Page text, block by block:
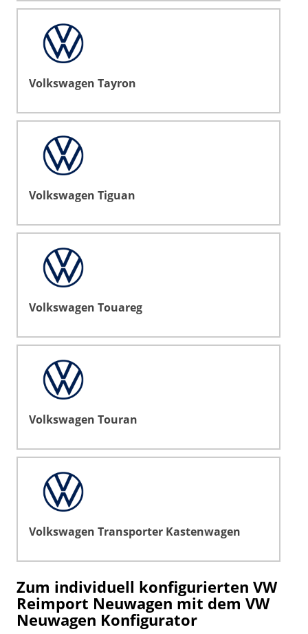
Volkswagen Tayron
Volkswagen Tiguan
Volkswagen Touareg
Volkswagen Touran
Volkswagen Transporter Kastenwagen
Zum individuell konfigurierten VW
Reimport Neuwagen mit dem VW
Neuwagen Konfigurator